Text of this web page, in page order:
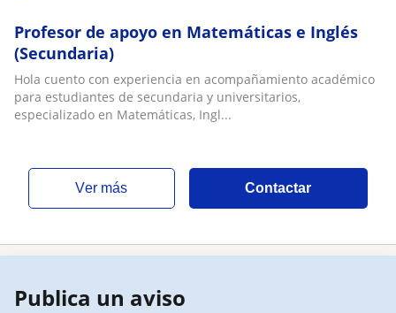
Profesor de apoyo en Matemáticas e Inglés
(Secundaria)
Hola cuento con experiencia en acompañamiento académico
para estudiantes de secundaria y universitarios,
especializado en Matemáticas, Ingl...
ver más Contactar
Publica un aviso